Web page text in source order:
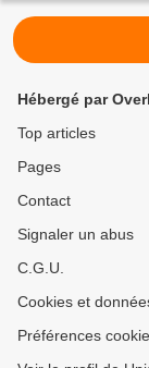
Hébergé par
Top articles
Pages
Contact
Signaler un abus
C.G.U.
Cookies et
Préférences